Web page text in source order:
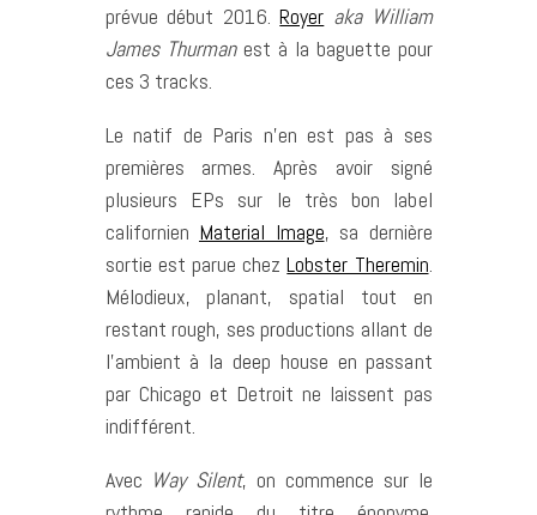
prévue début 2016.Royer aka William
James Thurmanest à la baguette pour
ces 3 tracks.
Le natif de Paris n’en est pas à ses
premières armes. Après avoir signé
plusieurs EPs sur le très bon label
californien Material Image, sa dernière
sortie est parue chezLobster Theremin.
Mélodieux, planant, spatial tout en
restant rough, ses productions allant de
l’ambient à la deep house en passant
par Chicago et Detroit ne laissent pas
indifférent.
Avec Way Silent, on commence sur le